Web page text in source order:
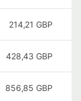
214,21 GBP
428,43 GBP
856,85 GBP